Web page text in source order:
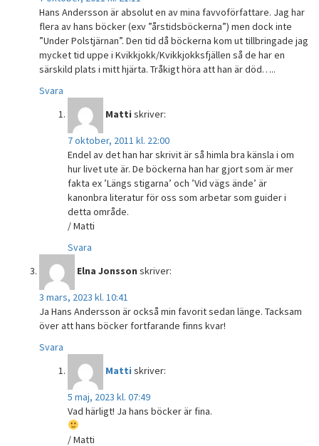
Hans Andersson är absolut en av mina favvoförfattare. Jag har
flera av hans böcker (exv ”årstidsböckerna”) men dock inte
”Under Polstjärnan”. Den tid då böckerna kom ut tillbringade jag
mycket tid uppe i Kvikkjokk/Kvikkjokksfjällen så de har en
särskild plats i mitt hjärta. Tråkigt höra att han är död…..
Svara
Matti skriver:
7 oktober, 2011 kl. 22:00
Endel av det han har skrivit är så himla bra känsla i om
hur livet ute är. De böckerna han har gjort som är mer
fakta ex ’Längs stigarna’ och ’Vid vägs ände’ är
kanonbra literatur för oss som arbetar som guider i
detta område.
/ Matti
Svara
Elna Jonsson skriver:
3 mars, 2023 kl. 10:41
Ja Hans Andersson är också min favorit sedan länge. Tacksam
över att hans böcker fortfarande finns kvar!
Svara
Matti skriver:
5 maj, 2023 kl. 07:49
Vad härligt! Ja hans böcker är fina.
/ Matti